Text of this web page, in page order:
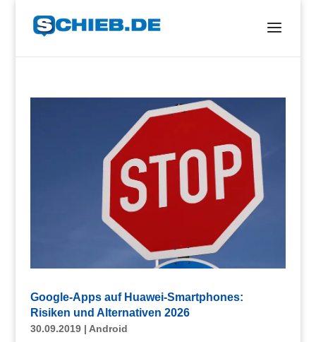
Google-Apps auf Huawei-Smartphones:
Risiken und Alternativen 2026
30.09.2019| Android